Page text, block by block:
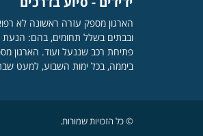
הארגון מספק עזרה ראשונה לא
ובבתים בשלל תחומים, בהם: הנעת
ביממה, בכל ימות השבוע, למעט
© כל הזכויות שמורות.